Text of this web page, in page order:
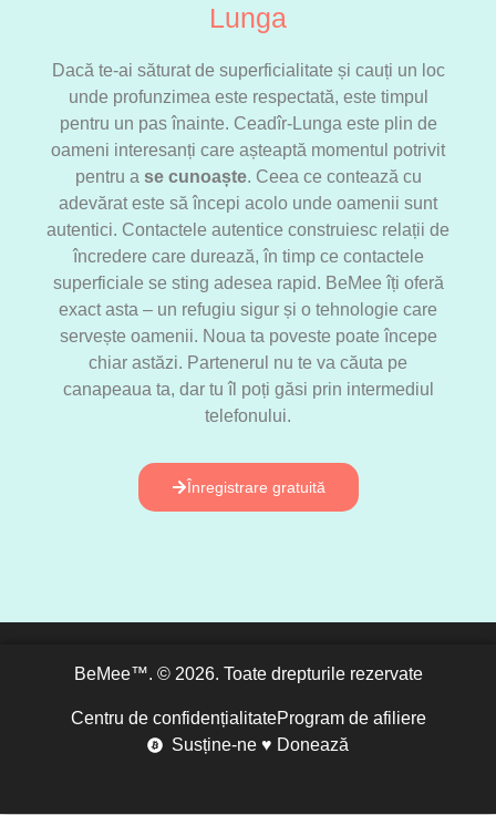
Lunga
Dacă te-ai săturat de superficialitate și cauți un loc
unde profunzimea este respectată, este timpul
pentru un pas înainte. Ceadîr-Lunga este plin de
oameni interesanți care așteaptă momentul potrivit
pentru a se cunoaște. Ceea ce contează cu
adevărat este să începi acolo unde oamenii sunt
autentici. Contactele autentice construiesc relații de
încredere care durează, în timp ce contactele
superficiale se sting adesea rapid. BeMee îți oferă
exact asta – un refugiu sigur și o tehnologie care
servește oamenii. Noua ta poveste poate începe
chiar astăzi. Partenerul nu te va căuta pe
canapeaua ta, dar tu îl poți găsi prin intermediul
telefonului.
Înregistrare gratuită
BeMee™. © 2026. Toate drepturile rezervate
Centru de confidențialitateProgram de afiliere
Susține-ne ♥ Donează